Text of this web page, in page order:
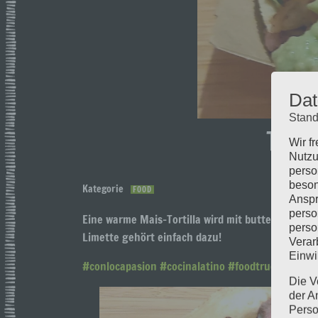
Kategorie FOOD
Eine warme Mais-Tortilla wird mit butterzarten
Limette gehört einfach dazu!
#conlocapasion #cocinalatino #foodtruckfood
Wir
Die
der